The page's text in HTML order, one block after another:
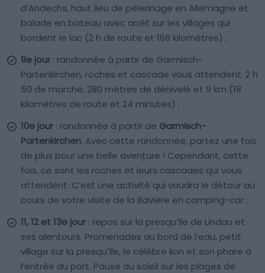
d’Andechs, haut lieu de pèlerinage en Allemagne et
balade en bateau avec arrêt sur les villages qui
bordent le lac (2 h de route et 168 kilomètres) ;
9e jour : randonnée à partir de Garmisch-
Partenkirchen, roches et cascade vous attendent. 2 h
50 de marche, 280 mètres de dénivelé et 9 km (18
kilomètres de route et 24 minutes) ;
10e jour : randonnée à partir de Garmisch-
Partenkirchen. Avec cette randonnée, partez une fois
de plus pour une belle aventure ! Cependant, cette
fois, ce sont les roches et leurs cascades qui vous
attendent. C’est une activité qui vaudra le détour au
cours de votre visite de la Bavière en camping-car ;
11, 12 et 13e jour : repos sur la presqu’île de Lindau et
ses alentours. Promenades au bord de l’eau, petit
village sur la presqu’île, le célèbre lion et son phare à
l’entrée du port. Pause au soleil sur les plages de